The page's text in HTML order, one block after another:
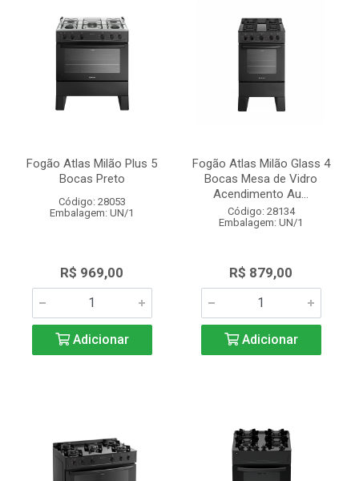
Fogão Atlas Milão Plus 5
Bocas Preto
Código: 28053
Embalagem: UN/1
R$ 969,00
Adicionar
Fogão Atlas Milão Glass 4
Bocas Mesa de Vidro
Acendimento Au...
Código: 28134
Embalagem: UN/1
R$ 879,00
Adicionar